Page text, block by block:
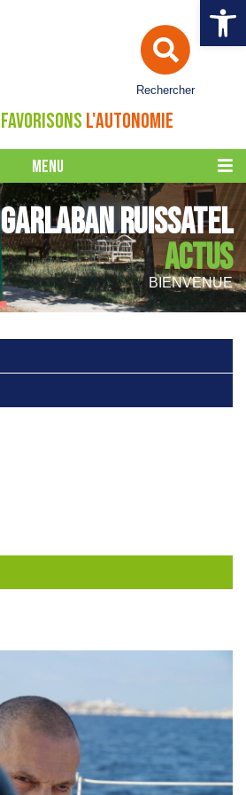
Ouvrir
Rechercher
FAVORISONS L'AUTONOMIE
MENU
GARLABAN RUISSATEL
ACTUS
BIENVENUE